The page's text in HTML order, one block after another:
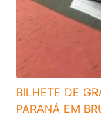
BILHETE DE
PARANÁ EM